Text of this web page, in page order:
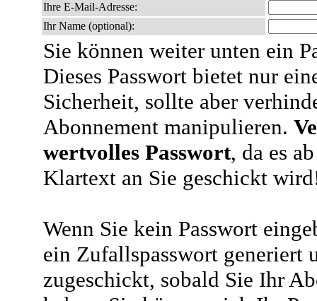
Ihre E-Mail-Adresse:
Ihr Name (optional):
Sie können weiter unten ein
Dieses Passwort bietet nur
Sicherheit, sollte aber
Abonnement manipulieren.
wertvolles Passwort, da es
Klartext an Sie geschickt
Wenn Sie kein Passwort
ein Zufallspasswort generiert
zugeschickt, sobald Sie Ihr